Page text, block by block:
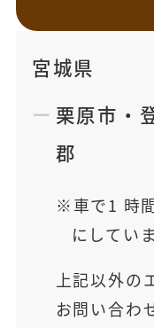
宮城県
栗原市 ・
郡
車で1 時
にしていま
上記以外の
お問い合わ